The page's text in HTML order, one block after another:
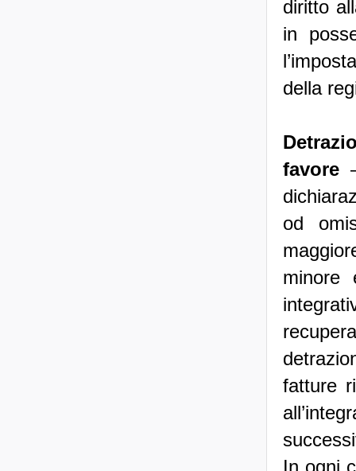
diritto
in
della
favore
od
minore
fatture
In ogni